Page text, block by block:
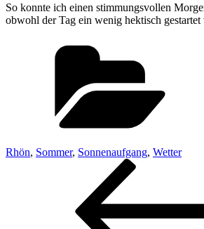
So konnte ich einen stimmungsvollen
obwohl der Tag ein wenig hektisch gestartet
Rhön, Sommer, Sonnenaufgang, Wetter
Beitragsnavigation